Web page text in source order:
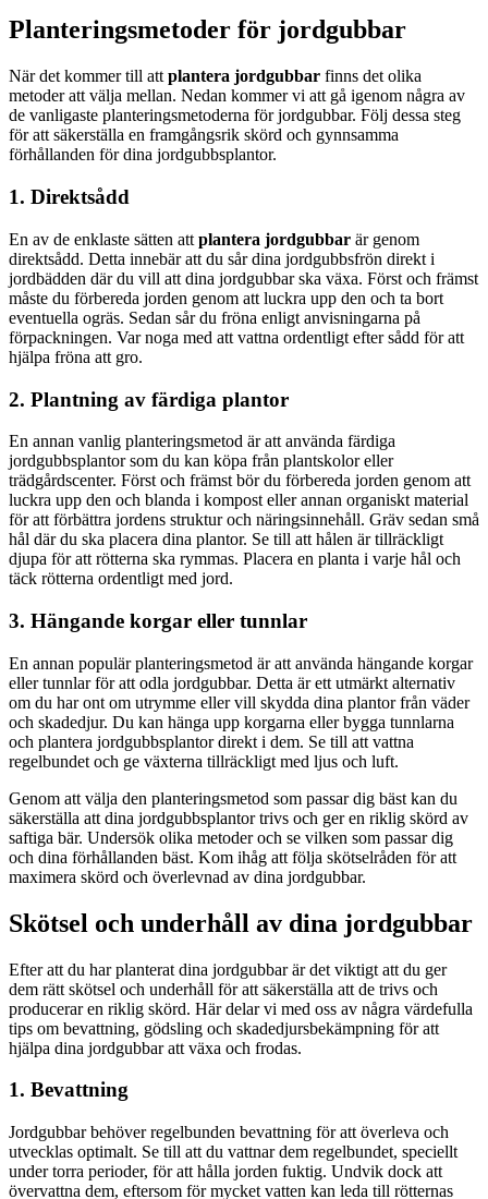
Planteringsmetoder för jordgubbar
När det kommer till att plantera jordgubbar finns det olika
metoder att välja mellan. Nedan kommer vi att gå igenom några av
de vanligaste planteringsmetoderna för jordgubbar. Följ dessa steg
för att säkerställa en framgångsrik skörd och gynnsamma
förhållanden för dina jordgubbsplantor.
1. Direktsådd
En av de enklaste sätten att plantera jordgubbar är genom
direktsådd. Detta innebär att du sår dina jordgubbsfrön direkt i
jordbädden där du vill att dina jordgubbar ska växa. Först och främst
måste du förbereda jorden genom att luckra upp den och ta bort
eventuella ogräs. Sedan sår du fröna enligt anvisningarna på
förpackningen. Var noga med att vattna ordentligt efter sådd för att
hjälpa fröna att gro.
2. Plantning av färdiga plantor
En annan vanlig planteringsmetod är att använda färdiga
jordgubbsplantor som du kan köpa från plantskolor eller
trädgårdscenter. Först och främst bör du förbereda jorden genom att
luckra upp den och blanda i kompost eller annan organiskt material
för att förbättra jordens struktur och näringsinnehåll. Gräv sedan små
hål där du ska placera dina plantor. Se till att hålen är tillräckligt
djupa för att rötterna ska rymmas. Placera en planta i varje hål och
täck rötterna ordentligt med jord.
3. Hängande korgar eller tunnlar
En annan populär planteringsmetod är att använda hängande korgar
eller tunnlar för att odla jordgubbar. Detta är ett utmärkt alternativ
om du har ont om utrymme eller vill skydda dina plantor från väder
och skadedjur. Du kan hänga upp korgarna eller bygga tunnlarna
och plantera jordgubbsplantor direkt i dem. Se till att vattna
regelbundet och ge växterna tillräckligt med ljus och luft.
Genom att välja den planteringsmetod som passar dig bäst kan du
säkerställa att dina jordgubbsplantor trivs och ger en riklig skörd av
saftiga bär. Undersök olika metoder och se vilken som passar dig
och dina förhållanden bäst. Kom ihåg att följa skötselråden för att
maximera skörd och överlevnad av dina jordgubbar.
Skötsel och underhåll av dina jordgubbar
Efter att du har planterat dina jordgubbar är det viktigt att du ger
dem rätt skötsel och underhåll för att säkerställa att de trivs och
producerar en riklig skörd. Här delar vi med oss av några värdefulla
tips om bevattning, gödsling och skadedjursbekämpning för att
hjälpa dina jordgubbar att växa och frodas.
1. Bevattning
Jordgubbar behöver regelbunden bevattning för att överleva och
utvecklas optimalt. Se till att du vattnar dem regelbundet, speciellt
under torra perioder, för att hålla jorden fuktig. Undvik dock att
övervattna dem, eftersom för mycket vatten kan leda till rötternas